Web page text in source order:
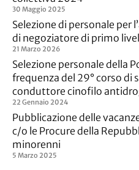
30 Maggio 2025
Selezione di personale per
di negoziatore di primo
21 Marzo 2026
Selezione personale della
frequenza del 29° corso di
conduttore cinofilo
22 Gennaio 2024
Pubblicazione delle
c/o le Procure della
minorenni
5 Marzo 2025